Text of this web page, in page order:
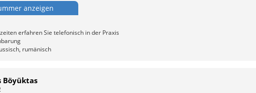
anzeigen
erfahren Sie telefonisch in der Praxis
rumänisch
Böyüktas